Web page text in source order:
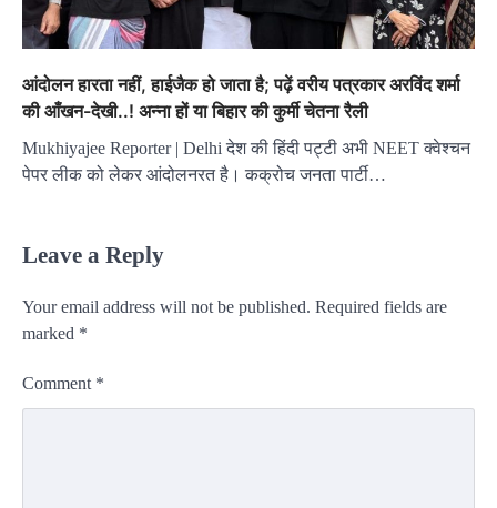
आंदोलन हारता नहीं, हाईजैक हो जाता है; पढ़ें वरीय पत्रकार अरविंद शर्मा
की आँखन-देखी..! अन्ना हों या बिहार की कुर्मी चेतना रैली
Mukhiyajee Reporter | Delhi देश की हिंदी पट्टी अभी NEET क्वेश्चन
पेपर लीक को लेकर आंदोलनरत है। कक्रोच जनता पार्टी…
Leave a Reply
Your email address will not be published. Required fields are
marked *
Comment *